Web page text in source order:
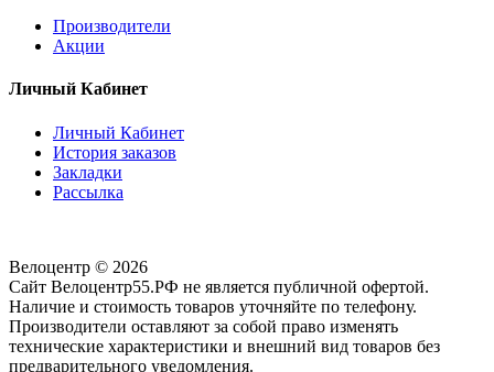
Производители
Акции
Личный Кабинет
Личный Кабинет
История заказов
Закладки
Рассылка
Велоцентр © 2026
Сайт Велоцентр55.РФ не является публичной офертой.
Наличие и стоимость товаров уточняйте по телефону.
Производители оставляют за собой право изменять
технические характеристики и внешний вид товаров без
предварительного уведомления.